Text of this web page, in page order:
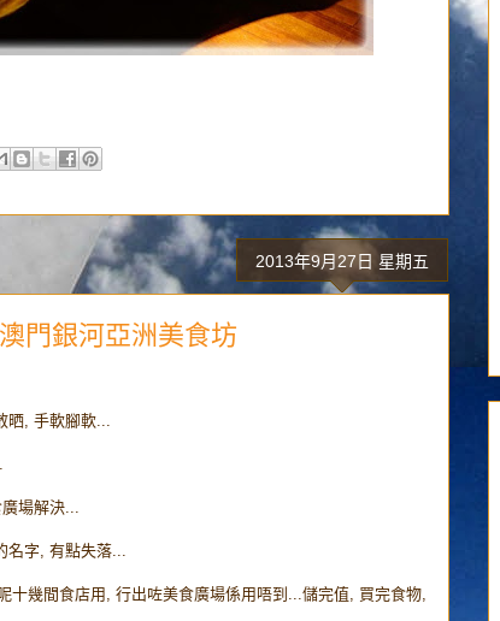
2013年9月27日 星期五
門銀河亞洲美食坊
, 手軟腳軟...
場解決...
字, 有點失落...
幾間食店用, 行出咗美食廣場係用唔到...儲完值, 買完食物,